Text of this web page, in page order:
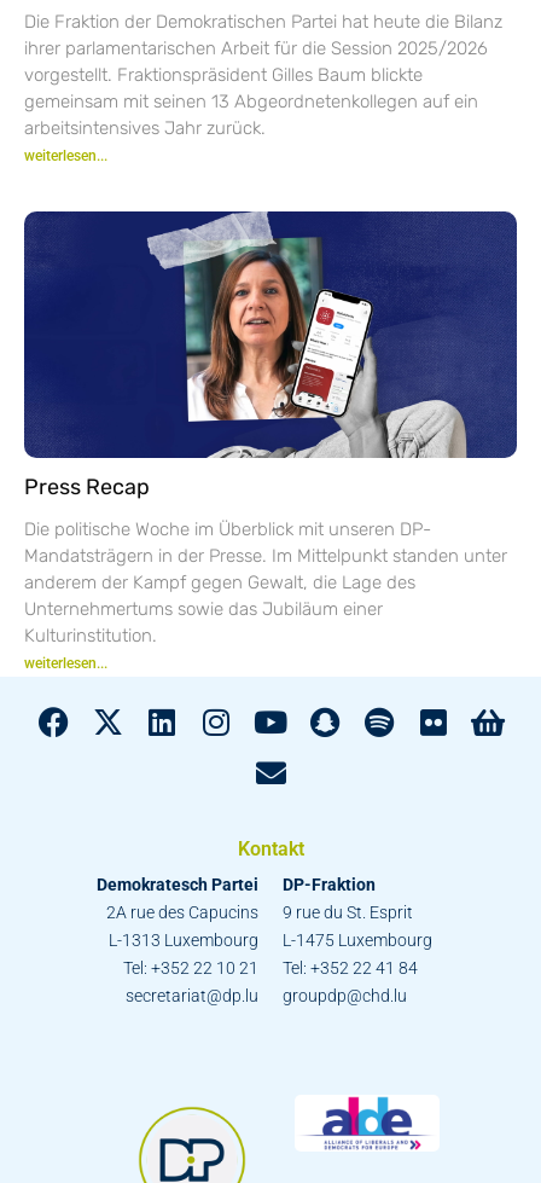
Die Fraktion der Demokratischen Partei hat heute die Bilanz
ihrer parlamentarischen Arbeit für die Session 2025/2026
vorgestellt. Fraktionspräsident Gilles Baum blickte
gemeinsam mit seinen 13 Abgeordnetenkollegen auf ein
arbeitsintensives Jahr zurück.
weiterlesen...
Press Recap
Die politische Woche im Überblick mit unseren DP-
Mandatsträgern in der Presse. Im Mittelpunkt standen unter
anderem der Kampf gegen Gewalt, die Lage des
Unternehmertums sowie das Jubiläum einer
Kulturinstitution.
weiterlesen...
Kontakt
Demokratesch Partei
2A rue des Capucins
L-1313 Luxembourg
Tel: +352 22 10 21
secretariat@dp.lu
DP-Fraktion
9 rue du St. Esprit
L-1475 Luxembourg
Tel: +352 22 41 84
groupdp@chd.lu